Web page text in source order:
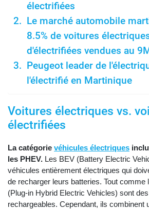
électrifiées
Le marché automobile
8.5% de voitures
d'électrifiées vendues au
Peugeot leader de
l'électrifié en Martinique
Voitures électriques vs.
électrifiées
La catégorie véhicules électriques
les PHEV. Les BEV (Battery Electric
véhicules entièrement électriques qui
de recharger leurs batteries. Tout comme
(Plug-in Hybrid Electric Vehicles) sont
rechargeables. Cependant, ils combinent